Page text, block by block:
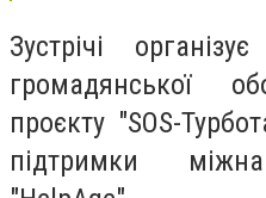
Зустрічі
громадянської
проєкту "SOS-
підтримки